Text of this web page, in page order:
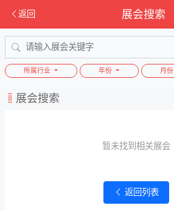
返回 展会搜索
所属行业 年份 月份
展会搜索
暂未找到相关展会
返回列表